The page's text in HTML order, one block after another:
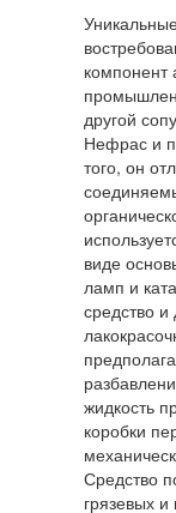
компонент
другой
Нефрас и
того, он
виде
ламп и
средство и
жидкость
коробки
Средство
грязевых